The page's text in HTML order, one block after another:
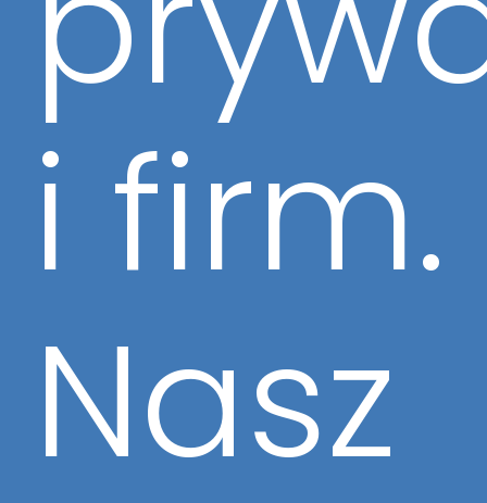
i firm.
Nasz